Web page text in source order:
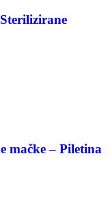
mačke – Piletina